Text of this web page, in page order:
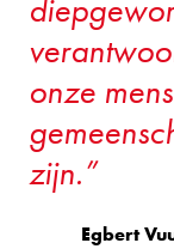
onze
zijn.
Egbert